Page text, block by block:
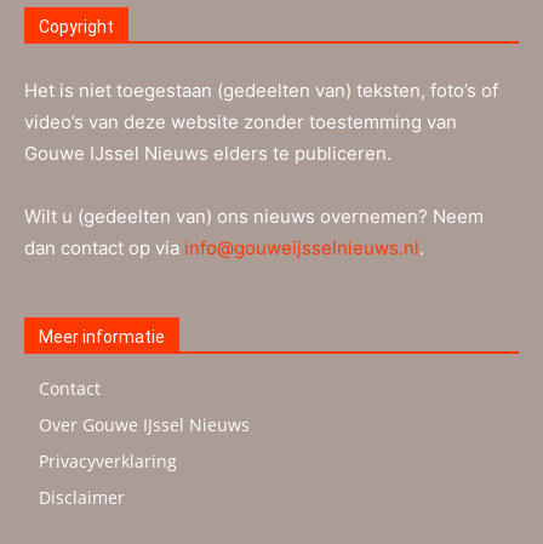
Copyright
Het is niet toegestaan (gedeelten van) teksten, foto’s of
video’s van deze website zonder toestemming van
Gouwe IJssel Nieuws elders te publiceren.
Wilt u (gedeelten van) ons nieuws overnemen? Neem
dan contact op via info@gouweijsselnieuws.nl.
Meer informatie
Contact
Over Gouwe IJssel Nieuws
Privacyverklaring
Disclaimer